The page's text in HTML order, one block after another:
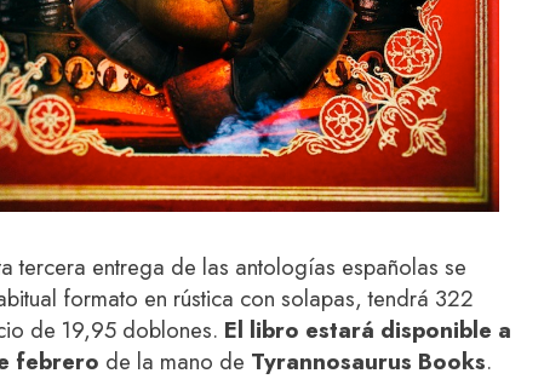
tercera entrega de las antologías españolas se
formato en rústica con solapas, tendrá 322
de 19,95 doblones. El libro estará disponible a
febrero de la mano de Tyrannosaurus Books.